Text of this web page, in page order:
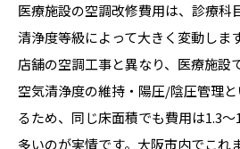
医療施設の空調改修費用は、診療科
清浄度等級によって大きく変動しま
店舗の空調工事と異なり、医療施設
空気清浄度の維持・陽圧/陰圧管理
るため、同じ床面積でも費用は1.3
多いのが実情です。大阪市内でこれ